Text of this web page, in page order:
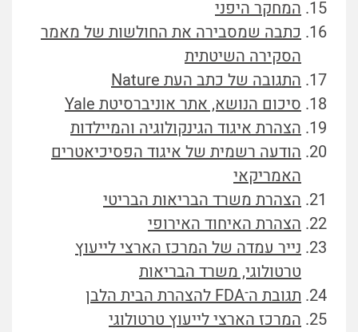
המחקר היפני
כתבה שמסבירה את החולשות של מאמר
הסקירה השיטתית
התגובה של כתב העת Nature
סיכום הנושא, אתר אוניברסיטת Yale
הצהרת איגוד הגינקולוגיה והמיילדות
הודעה רשמית של איגוד הפסיכיאטרים
האמריקאי
הצהרת משרד הבריאות הבריטי
הצהרת האיחוד האירופי
נייר עמדה של המרכז הארצי לייעוץ
טרטולוגי, משרד הבריאות
תגובת ה־FDA להצהרת הבית הלבן
המרכז הארצי לייעוץ טרטולוגי